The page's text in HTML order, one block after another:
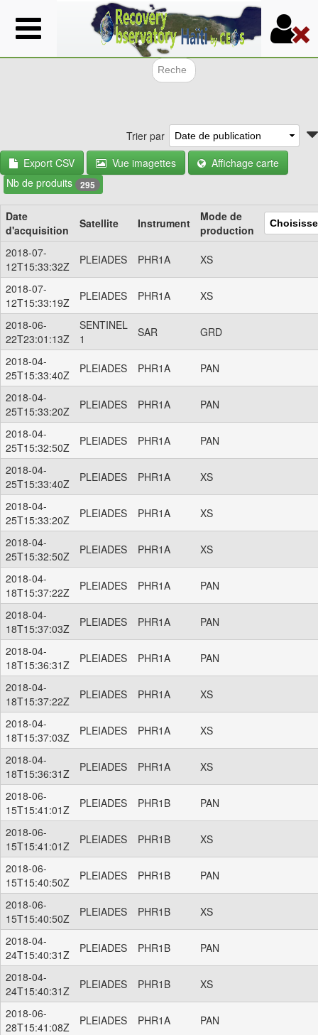
Aller
au
contenu
Trier par
Export CSV
Vue imagettes
Affichage carte
Nb de produits 295
Date
d'acquisition
Satellite Instrument
Mode de
production
2018-07-
12T15:33:32Z
PLEIADES PHR1A XS
2018-07-
12T15:33:19Z
PLEIADES PHR1A XS
2018-06-
22T23:01:13Z
SENTINEL
1
SAR GRD
2018-04-
25T15:33:40Z
PLEIADES PHR1A PAN
2018-04-
25T15:33:20Z
PLEIADES PHR1A PAN
2018-04-
25T15:32:50Z
PLEIADES PHR1A PAN
2018-04-
25T15:33:40Z
PLEIADES PHR1A XS
2018-04-
25T15:33:20Z
PLEIADES PHR1A XS
2018-04-
25T15:32:50Z
PLEIADES PHR1A XS
2018-04-
18T15:37:22Z
PLEIADES PHR1A PAN
2018-04-
18T15:37:03Z
PLEIADES PHR1A PAN
2018-04-
18T15:36:31Z
PLEIADES PHR1A PAN
2018-04-
18T15:37:22Z
PLEIADES PHR1A XS
2018-04-
18T15:37:03Z
PLEIADES PHR1A XS
2018-04-
18T15:36:31Z
PLEIADES PHR1A XS
2018-06-
15T15:41:01Z
PLEIADES PHR1B PAN
2018-06-
15T15:41:01Z
PLEIADES PHR1B XS
2018-06-
15T15:40:50Z
PLEIADES PHR1B PAN
2018-06-
15T15:40:50Z
PLEIADES PHR1B XS
2018-04-
24T15:40:31Z
PLEIADES PHR1B PAN
2018-04-
24T15:40:31Z
PLEIADES PHR1B XS
2018-06-
28T15:41:08Z
PLEIADES PHR1A PAN